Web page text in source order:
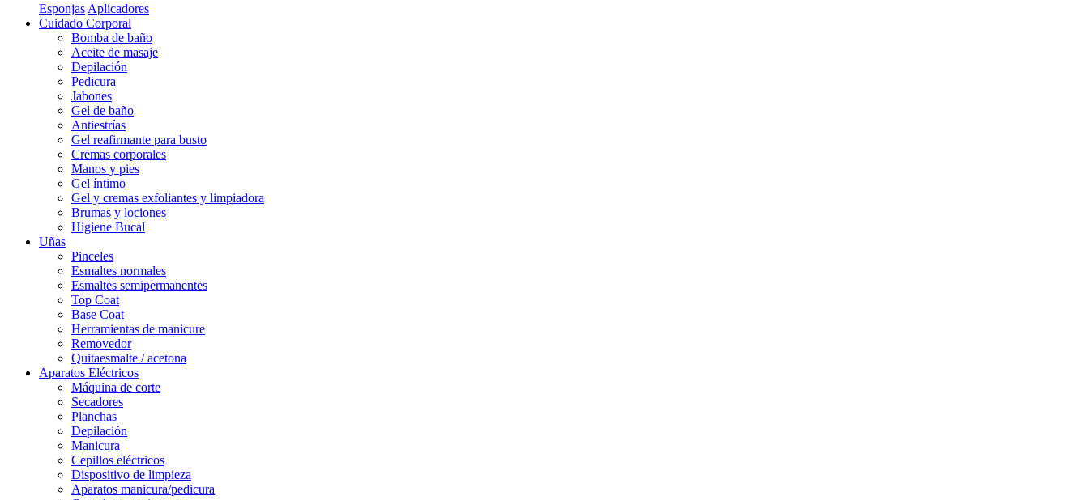
Esponjas Aplicadores
Cuidado Corporal
Bomba de baño
Aceite de masaje
Depilación
Pedicura
Jabones
Gel de baño
Antiestrías
Gel reafirmante para busto
Cremas corporales
Manos y pies
Gel íntimo
Gel y cremas exfoliantes y limpiadora
Brumas y lociones
Higiene Bucal
Uñas
Pinceles
Esmaltes normales
Esmaltes semipermanentes
Top Coat
Base Coat
Herramientas de manicure
Removedor
Quitaesmalte / acetona
Aparatos Eléctricos
Máquina de corte
Secadores
Planchas
Depilación
Manicura
Cepillos eléctricos
Dispositivo de limpieza
Aparatos manicura/pedicura